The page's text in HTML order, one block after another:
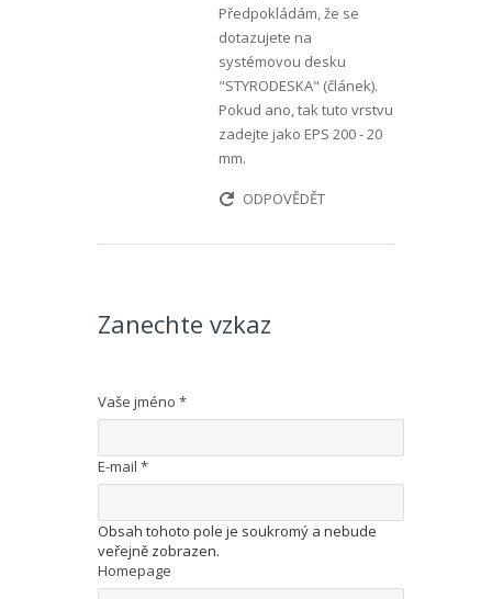
Předpokládám, že se
dotazujete na
systémovou desku
"STYRODESKA" (článek).
Pokud ano, tak tuto vrstvu
zadejte jako EPS 200 - 20
mm.
ODPOVĚDĚT
Zanechte vzkaz
Vaše jméno *
E-mail *
Obsah tohoto pole je soukromý a nebude
veřejně zobrazen.
Homepage